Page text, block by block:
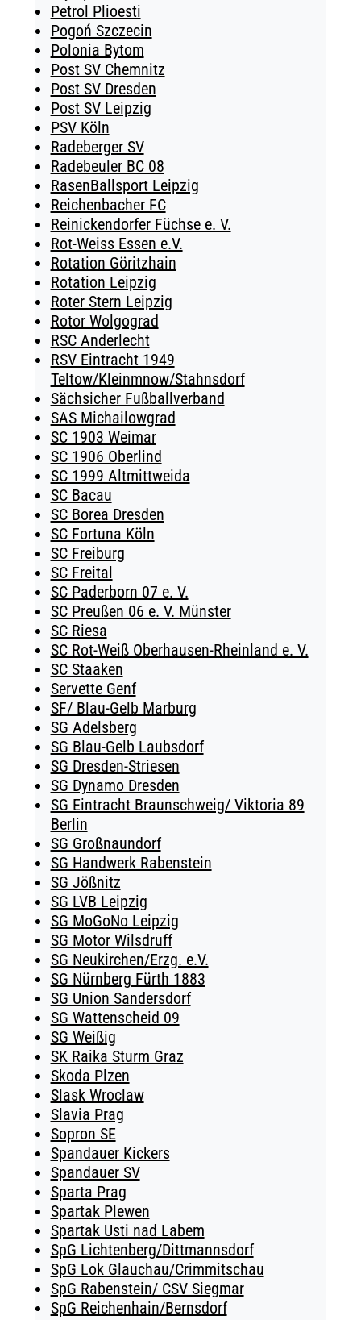
Petrol Plioesti
Pogoń Szczecin
Polonia Bytom
Post SV Chemnitz
Post SV Dresden
Post SV Leipzig
PSV Köln
Radeberger SV
Radebeuler BC 08
RasenBallsport Leipzig
Reichenbacher FC
Reinickendorfer Füchse e. V.
Rot-Weiss Essen e.V.
Rotation Göritzhain
Rotation Leipzig
Roter Stern Leipzig
Rotor Wolgograd
RSC Anderlecht
RSV Eintracht 1949
Teltow/Kleinmnow/Stahnsdorf
Sächsicher Fußballverband
SAS Michailowgrad
SC 1903 Weimar
SC 1906 Oberlind
SC 1999 Altmittweida
SC Bacau
SC Borea Dresden
SC Fortuna Köln
SC Freiburg
SC Freital
SC Paderborn 07 e. V.
SC Preußen 06 e. V. Münster
SC Riesa
SC Rot-Weiß Oberhausen-Rheinland e. V.
SC Staaken
Servette Genf
SF/ Blau-Gelb Marburg
SG Adelsberg
SG Blau-Gelb Laubsdorf
SG Dresden-Striesen
SG Dynamo Dresden
SG Eintracht Braunschweig/ Viktoria 89
Berlin
SG Großnaundorf
SG Handwerk Rabenstein
SG Jößnitz
SG LVB Leipzig
SG MoGoNo Leipzig
SG Motor Wilsdruff
SG Neukirchen/Erzg. e.V.
SG Nürnberg Fürth 1883
SG Union Sandersdorf
SG Wattenscheid 09
SG Weißig
SK Raika Sturm Graz
Skoda Plzen
Slask Wroclaw
Slavia Prag
Sopron SE
Spandauer Kickers
Spandauer SV
Sparta Prag
Spartak Plewen
Spartak Usti nad Labem
SpG Lichtenberg/Dittmannsdorf
SpG Lok Glauchau/Crimmitschau
SpG Rabenstein/ CSV Siegmar
SpG Reichenhain/Bernsdorf